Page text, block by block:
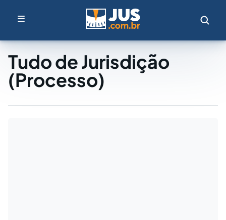
Tudo de Jurisdição
(Processo)